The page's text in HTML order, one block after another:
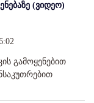
(ვიდეო)
გამოყენებით